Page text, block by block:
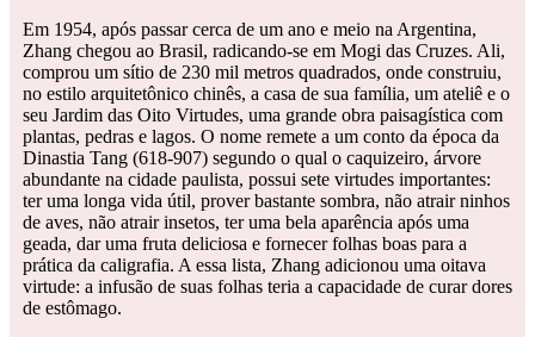
Em 1954, após passar cerca de um ano e meio na Argentina,
Zhang chegou ao Brasil, radicando-se em Mogi das Cruzes. Ali,
comprou um sítio de 230 mil metros quadrados, onde construiu,
no estilo arquitetônico chinês, a casa de sua família, um ateliê e o
seu Jardim das Oito Virtudes, uma grande obra paisagística com
plantas, pedras e lagos. O nome remete a um conto da época da
Dinastia Tang (618-907) segundo o qual o caquizeiro, árvore
abundante na cidade paulista, possui sete virtudes importantes:
ter uma longa vida útil, prover bastante sombra, não atrair ninhos
de aves, não atrair insetos, ter uma bela aparência após uma
geada, dar uma fruta deliciosa e fornecer folhas boas para a
prática da caligrafia. A essa lista, Zhang adicionou uma oitava
virtude: a infusão de suas folhas teria a capacidade de curar dores
de estômago.